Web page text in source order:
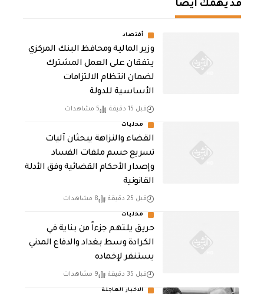
قد يهمك أيضا
أقتصاد
وزير المالية ومحافظ البنك المركزي
يتفقان على العمل المشترك
لضمان انتظام الالتزامات
الأساسية للدولة
قبل 15 دقيقة 5 مشاهدات
محليات
القضاء والنزاهة يبحثان آليات
تسريع حسم ملفات الفساد
وإصدار الأحكام القضائية وفق الأدلة
القانونية
قبل 25 دقيقة 8 مشاهدات
محليات
حريق يلتهم جزءاً من بناية في
الكرادة وسط بغداد والدفاع المدني
يستنفر لإخماده
قبل 35 دقيقة 9 مشاهدات
الاخبار العاجلة